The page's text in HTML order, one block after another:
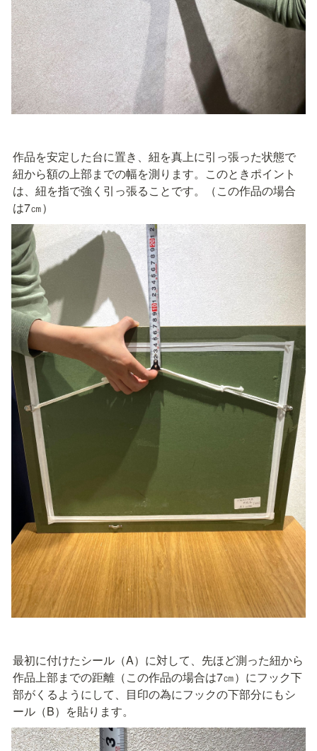
作品を安定した台に置き、紐を真上に引っ張った状態で
紐から額の上部までの幅を測ります。このときポイント
は、紐を指で強く引っ張ることです。（この作品の場合
は7㎝）
最初に付けたシール（A）に対して、先ほど測った紐から
作品上部までの距離（この作品の場合は7㎝）にフック下
部がくるようにして、目印の為にフックの下部分にもシ
ール（B）を貼ります。